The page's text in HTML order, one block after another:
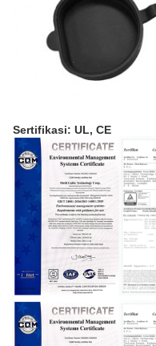
Sertifikasi: UL, CE